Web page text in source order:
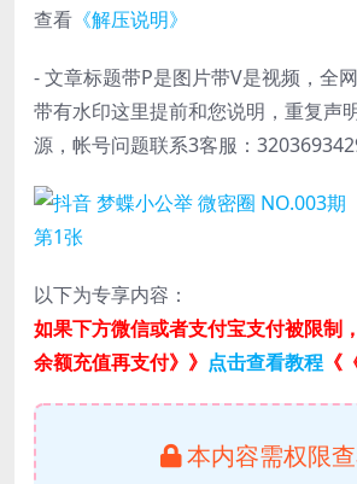
查看 《解压说明》
- 文章标题带P是图片带V是视频，全
带有水印这里提前和您说明，重复声
源，帐号问题联系3客服：
以下为专享内容：
如果下方微信或者支付宝支付被限制
余额充值再支付》》 点击查看教程 《
本内容需权限